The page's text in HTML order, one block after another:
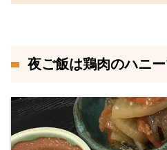
夜ご飯は鶏肉のハニ